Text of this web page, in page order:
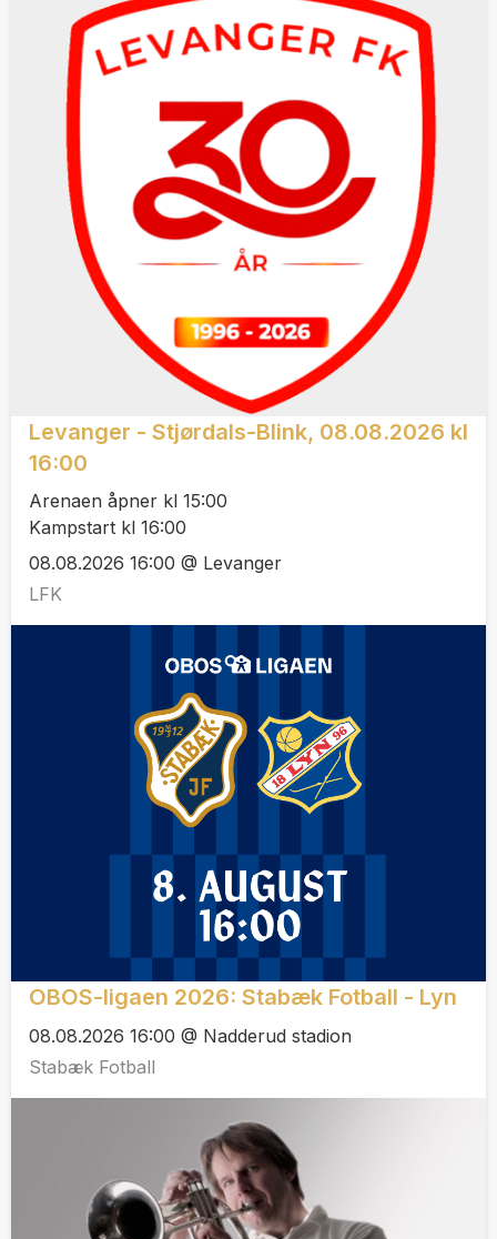
Levanger - Stjørdals-Blink, 08.08.2026 kl
16:00
Arenaen åpner kl 15:00
Kampstart kl 16:00
08.08.2026 16:00 @ Levanger
LFK
OBOS-ligaen 2026: Stabæk Fotball - Lyn
08.08.2026 16:00 @ Nadderud stadion
Stabæk Fotball